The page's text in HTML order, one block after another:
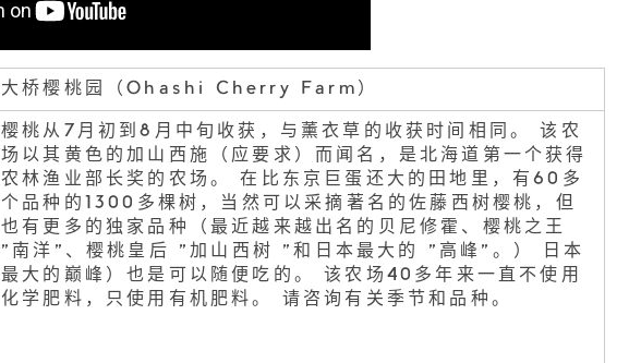
大桥樱桃园（Ohashi Cherry Farm）
樱桃从7月初到8月中旬收获，与薰衣草的收获时间相同。 该农
场以其黄色的加山西施（应要求）而闻名，是北海道第一个获得
农林渔业部长奖的农场。 在比东京巨蛋还大的田地里，有60多
个品种的1300多棵树，当然可以采摘著名的佐藤西树樱桃，但
也有更多的独家品种（最近越来越出名的贝尼修霍、樱桃之王
"南洋"、樱桃皇后 "加山西树 "和日本最大的 "高峰"。） 日本
最大的巅峰）也是可以随便吃的。 该农场40多年来一直不使用
化学肥料，只使用有机肥料。 请咨询有关季节和品种。